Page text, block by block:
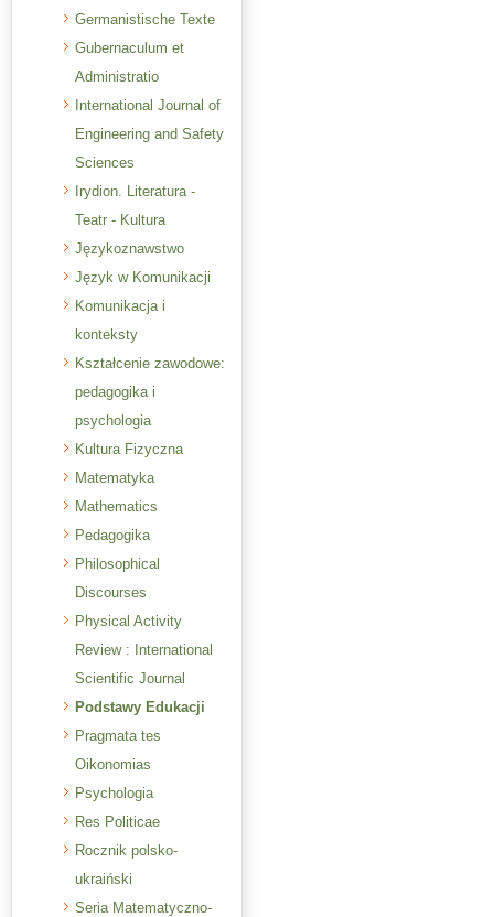
Germanistische Texte
Gubernaculum et
Administratio
International Journal of
Engineering and Safety
Sciences
Irydion. Literatura -
Teatr - Kultura
Językoznawstwo
Język w Komunikacji
Komunikacja i
konteksty
Kształcenie zawodowe:
pedagogika i
psychologia
Kultura Fizyczna
Matematyka
Mathematics
Pedagogika
Philosophical
Discourses
Physical Activity
Review : International
Scientific Journal
Podstawy Edukacji
Pragmata tes
Oikonomias
Psychologia
Res Politicae
Rocznik polsko-
ukraiński
Seria Matematyczno-